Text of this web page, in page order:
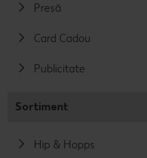
Presă
Card Cadou
Publicitate
Sortiment
Hip & Hopps